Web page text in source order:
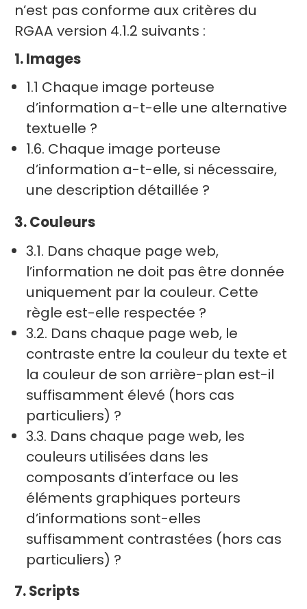
n’est pas conforme aux critères du
RGAA version 4.1.2 suivants :
1. Images
1.1 Chaque image porteuse
d’information a-t-elle une alternative
textuelle ?
1.6. Chaque image porteuse
d’information a-t-elle, si nécessaire,
une description détaillée ?
3. Couleurs
3.1. Dans chaque page web,
l’information ne doit pas être donnée
uniquement par la couleur. Cette
règle est-elle respectée ?
3.2. Dans chaque page web, le
contraste entre la couleur du texte et
la couleur de son arrière-plan est-il
suffisamment élevé (hors cas
particuliers) ?
3.3. Dans chaque page web, les
couleurs utilisées dans les
composants d’interface ou les
éléments graphiques porteurs
d’informations sont-elles
suffisamment contrastées (hors cas
particuliers) ?
7. Scripts